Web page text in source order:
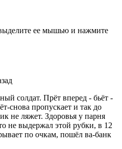
ее мышью и нажмите